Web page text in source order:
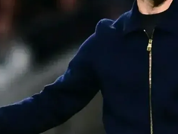
بورس تهران